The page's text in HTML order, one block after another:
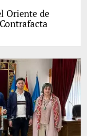
Oriente de